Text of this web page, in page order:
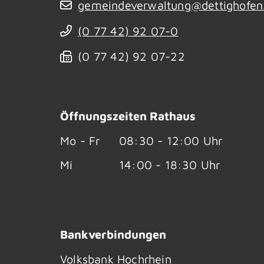
(0 77 42) 92 07-0
(0 77 42) 92 07-22
Öffnungszeiten Rathaus
Mo - Fr
08:30 - 12:00 Uhr
Mi
14:00 - 18:30 Uhr
Bankverbindungen
Volksbank Hochrhein